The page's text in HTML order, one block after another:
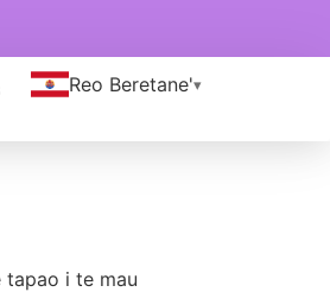
Reo Beretane'
tapao i te mau